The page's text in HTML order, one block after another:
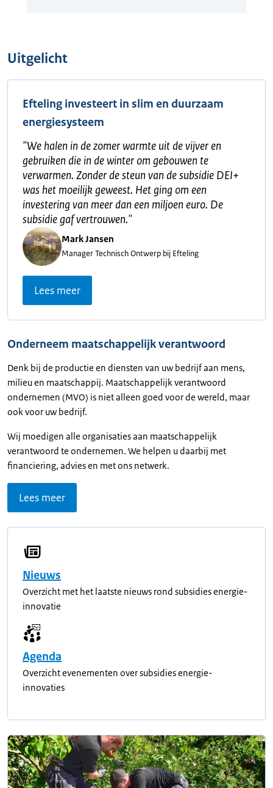
Uitgelicht
Efteling investeert in slim en duurzaam
energiesysteem
"We halen in de zomer warmte uit de vijver en
gebruiken die in de winter om gebouwen te
verwarmen. Zonder de steun van de subsidie DEI+
was het moeilijk geweest. Het ging om een
investering van meer dan een miljoen euro. De
subsidie gaf vertrouwen."
Mark Jansen
Manager Technisch Ontwerp bij Efteling
Lees meer
Onderneem maatschappelijk verantwoord
Denk bij de productie en diensten van uw bedrijf aan mens,
milieu en maatschappij. Maatschappelijk verantwoord
ondernemen (MVO) is niet alleen goed voor de wereld, maar
ook voor uw bedrijf.
Wij moedigen alle organisaties aan maatschappelijk
verantwoord te ondernemen. We helpen u daarbij met
financiering, advies en met ons netwerk.
Lees meer
Nieuws
Overzicht met het laatste nieuws rond subsidies energie-
innovatie
Agenda
Overzicht evenementen over subsidies energie-
innovaties